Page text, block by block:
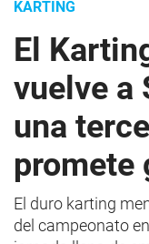
KARTING
El
vuelve a
una
promete
El duro karting
del campeonato